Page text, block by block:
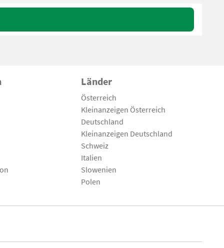
Länder
Österreich
Kleinanzeigen Österreich
Deutschland
Kleinanzeigen Deutschland
Schweiz
Italien
Slowenien
Polen